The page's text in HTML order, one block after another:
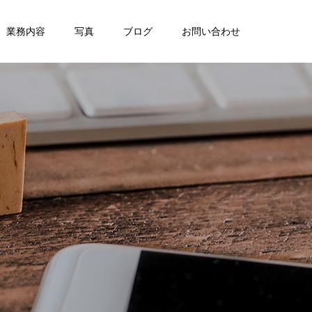
業務内容 写真 ブログ お問い合わせ